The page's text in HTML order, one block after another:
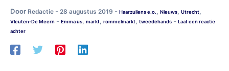
Door Redactie - 28 augustus 2019 - Haarzuilens e.o., Nieuws, Utrecht,
Vleuten-De Meern - Emma us, markt, rommelmarkt, tweedehands - Laat een reactie
achter